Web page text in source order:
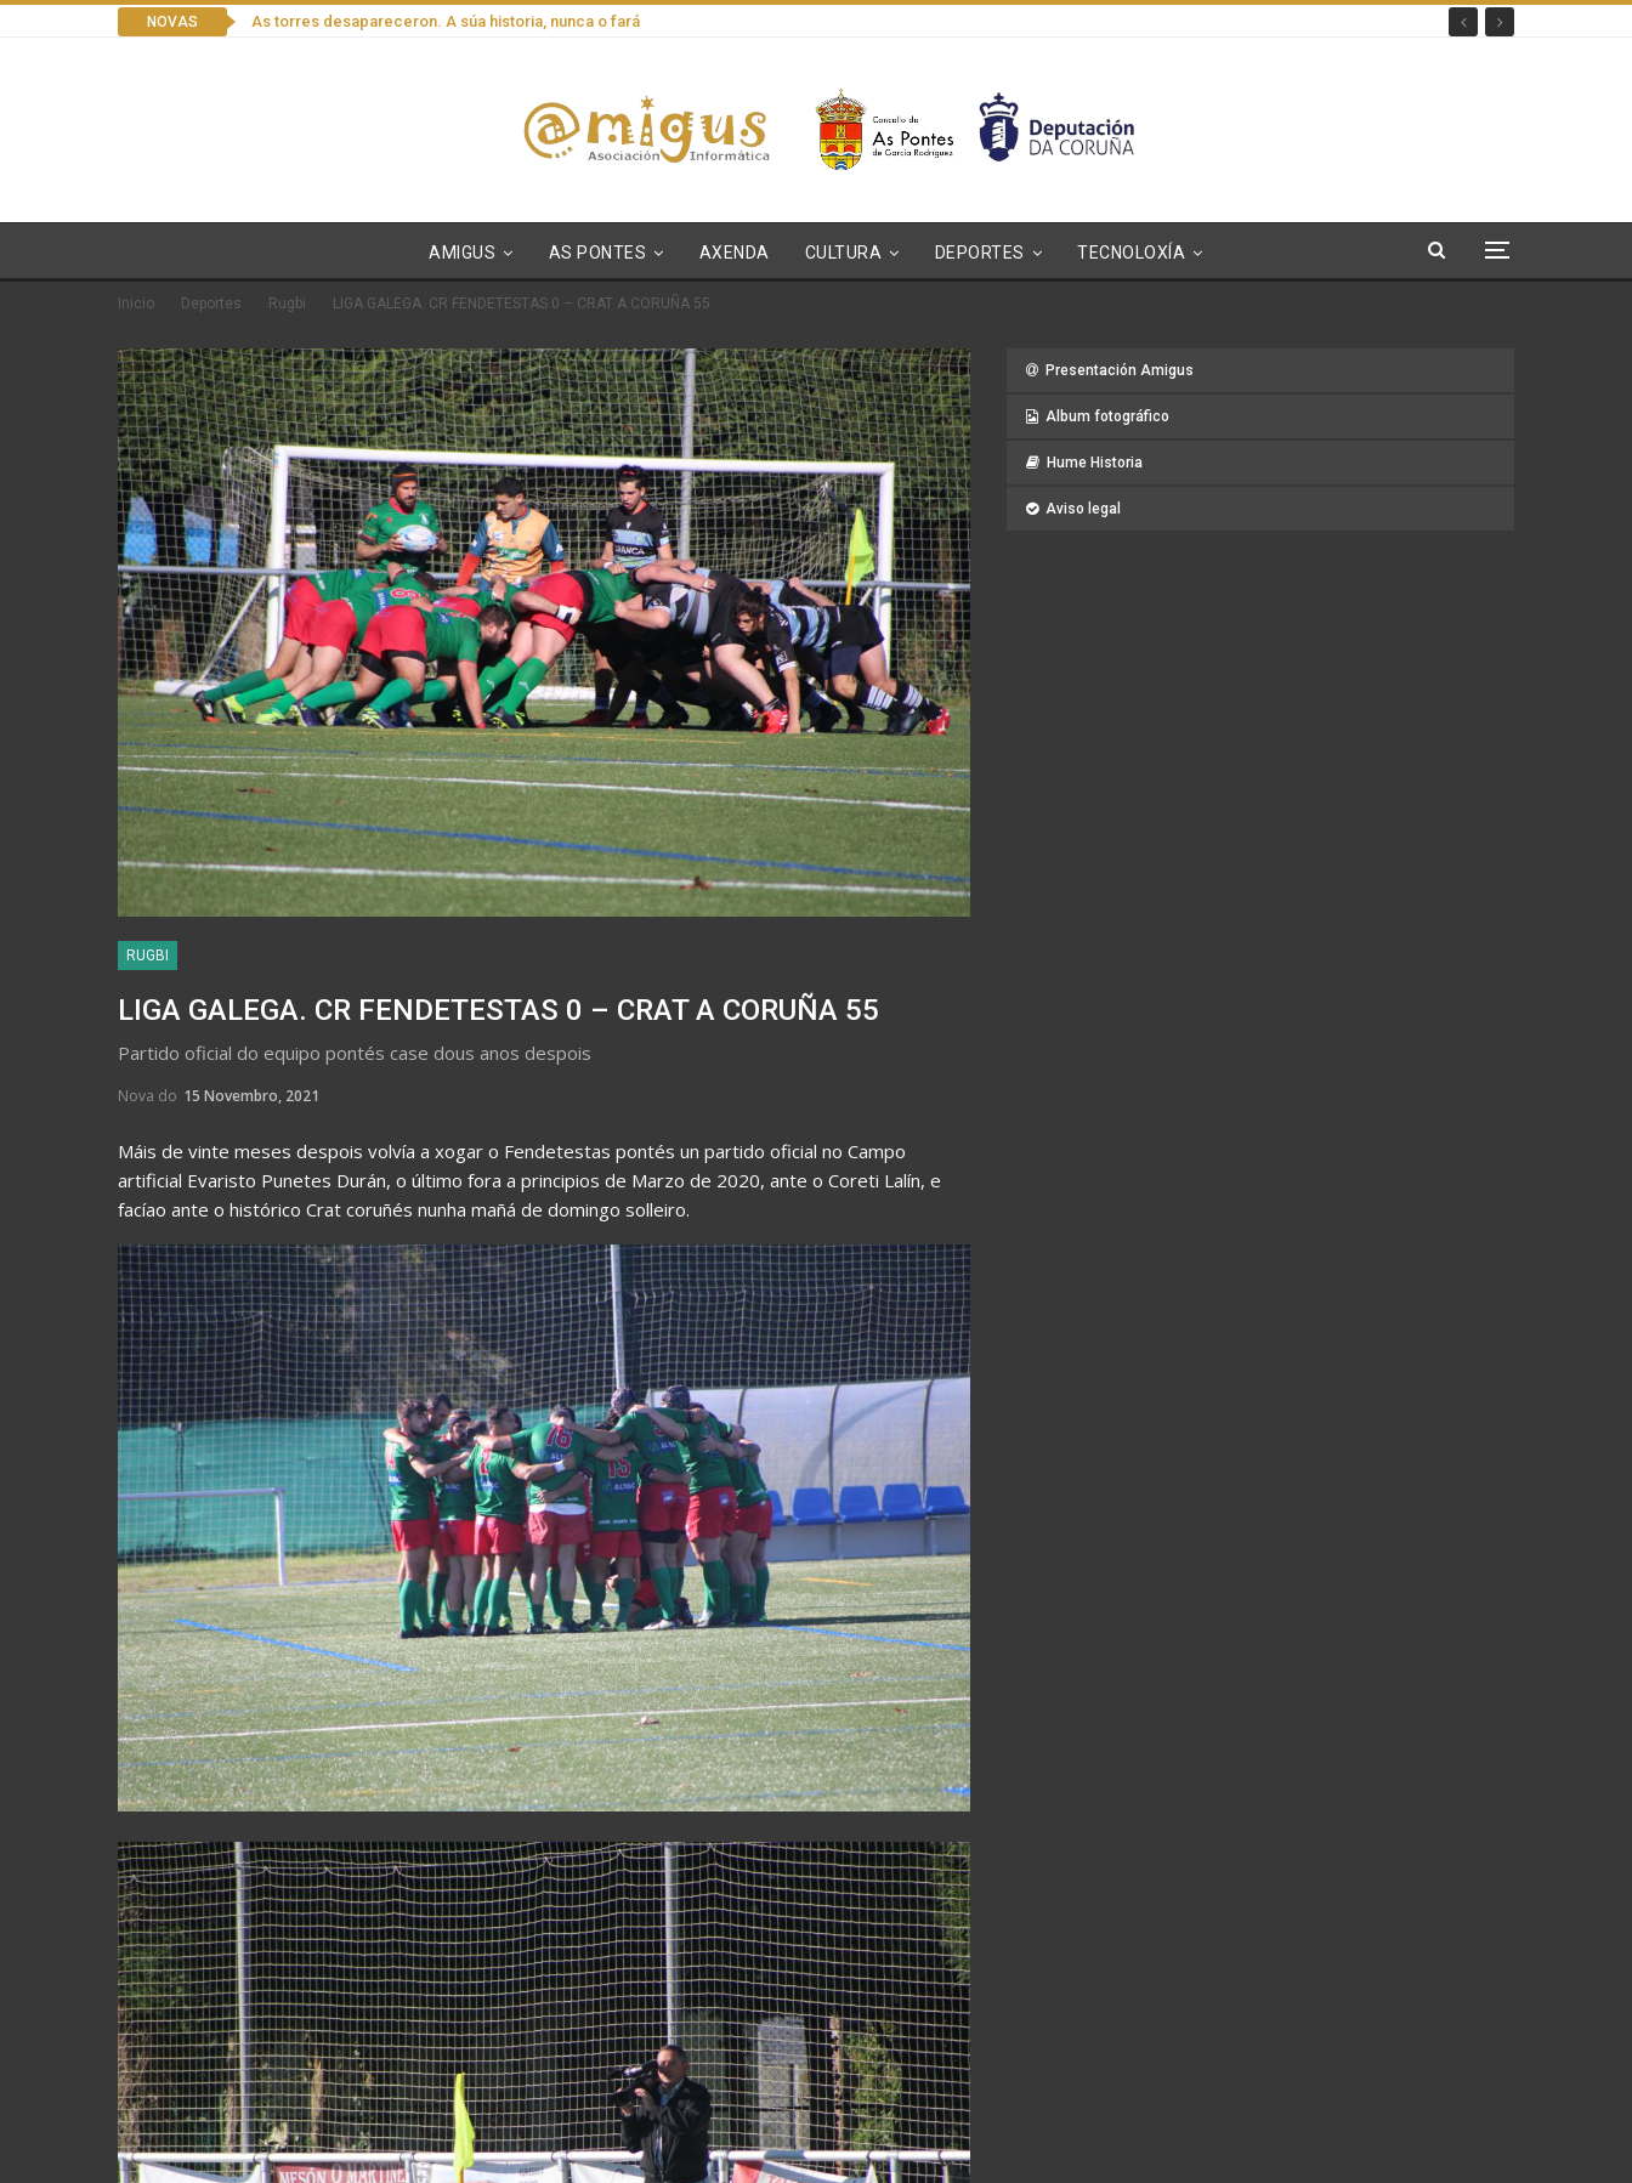
NOVAS As torres desapareceron. A súa historia, nunca o fará
AMIGUS AS PONTES AXENDA CULTURA DEPORTES TECNOLOXÍA
Inicio Deportes Rugbi LIGA GALEGA. CR FENDETESTAS 0 – CRAT A CORUÑA 55
RUGBI
LIGA GALEGA. CR FENDETESTAS 0 – CRAT A CORUÑA 55
Partido oficial do equipo pontés case dous anos despois
Nova do 15 Novembro, 2021
Máis de vinte meses despois volvía a xogar o Fendetestas pontés un partido oficial no Campo
artificial Evaristo Punetes Durán, o último fora a principios de Marzo de 2020, ante o Coreti Lalín, e
facíao ante o histórico Crat coruñés nunha mañá de domingo solleiro.
Presentación Amigus
Album fotográfico
Hume Historia
Aviso legal